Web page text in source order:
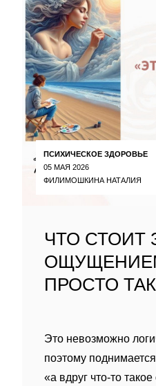
ПСИХИЧЕСКОЕ ЗДОРОВЬЕ
05 МАЯ 2026
ФИЛИМОШКИНА НАТАЛИЯ
ЧТО СТОИТ
ПРОСТО
Это невозможно
поэтому
«а вдруг что-то